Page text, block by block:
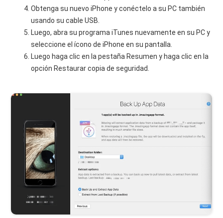
Obtenga su nuevo iPhone y conéctelo a su PC también
usando su cable USB.
Luego, abra su programa iTunes nuevamente en su PC y
seleccione el ícono de iPhone en su pantalla.
Luego haga clic en la pestaña Resumen y haga clic en la
opción Restaurar copia de seguridad.